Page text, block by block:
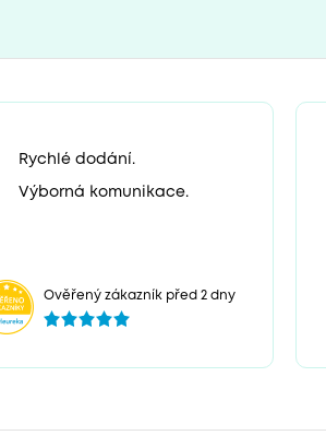
Rychlé dodání.
Výborná komunikace.
Ověřený zákazník před 2 dny